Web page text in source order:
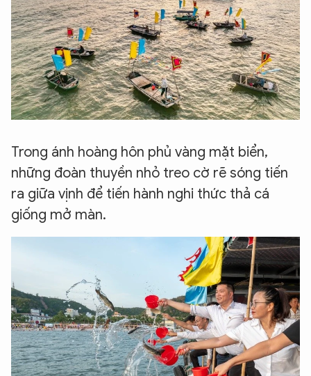
Trong ánh hoàng hôn phủ vàng mặt biển,
những đoàn thuyền nhỏ treo cờ rẽ sóng tiến
ra giữa vịnh để tiến hành nghi thức thả cá
giống mở màn.